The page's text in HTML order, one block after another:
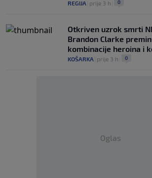
REGIJA prije 3 h 0
Otkriven uzrok smrti
Brandon Clarke
kombinacije heroina i
KOŠARKA prije 3 h 0
Oglas